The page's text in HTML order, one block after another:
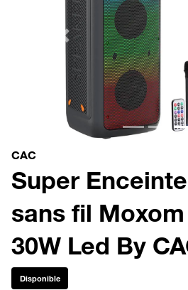
Previous
CAC
Super
sans fil
30W Led By
Disponible